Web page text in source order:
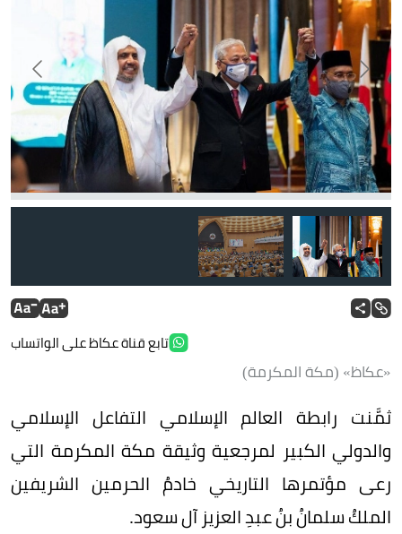
تابع قناة عكاظ على الواتساب
«عكاظ» (مكة المكرمة)
ثمَّنت رابطة العالم الإسلامي التفاعل الإسلامي
والدولي الكبير لمرجعية وثيقة مكة المكرمة التي
رعى مؤتمرها التاريخي خادمُ الحرمين الشريفين
الملكُ سلمانُ بنُ عبدِ العزيز آل سعود.